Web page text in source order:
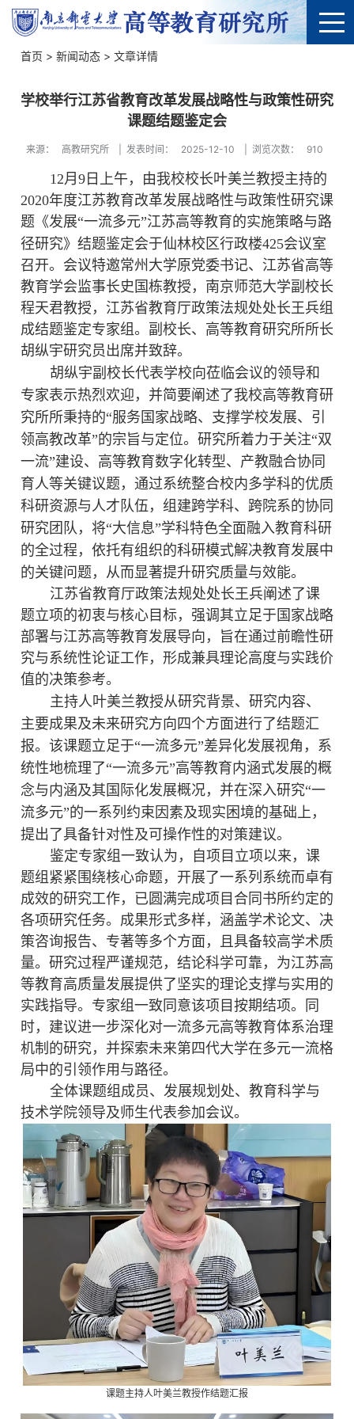
首页 > 新闻动态 > 文章详情
学校举行江苏省教育改革发展战略性与政策性研究
课题结题鉴定会
来源： 高教研究所 发表时间： 2025-12-10 浏览次数： 910
12月9日上午，由我校校长叶美兰教授主持的
2020年度江苏教育改革发展战略性与政策性研究课
题《发展“一流多元”江苏高等教育的实施策略与路
径研究》 结题鉴定会于仙林校区行政楼425会议室
召开。 会议特邀常州大学原党委书记、江苏省高等
教育学会监事长史国栋教授，南京师范大学副校长
程天君教授，江苏省教育厅政策法规处处长王兵组
成结题鉴定专家组。副校长、高等教育研究所所长
胡纵宇研究员出席并致辞。
胡纵宇副校长代表学校向莅临会议的领导和
专家表示热烈欢迎，并简要阐述了我校高等教育研
究所所秉持的“服务国家战略、支撑学校发展、引
领高教改革”的宗旨与定位。研究所着力于关注“双
一流”建设、高等教育数字化转型、产教融合协同
育人等关键议题，通过系统整合校内多学科的优质
科研资源与人才队伍，组建跨学科、跨院系的协同
研究团队，将“大信息”学科特色全面融入教育科研
的全过程，依托有组织的科研模式解决教育发展中
的关键问题，从而显著提升研究质量与效能。
江苏省教育厅政策法规处处长王兵阐述了课
题立项的初衷与核心目标，强调其立足于国家战略
部署与江苏高等教育发展导向，旨在通过前瞻性研
究与系统性论证工作，形成兼具理论高度与实践价
值的决策参考。
主持人叶美兰教授从研究背景、研究内容、
主要成果及未来研究方向四个方面进行了结题汇
报。该课题立足于“一流多元”差异化发展视角，系
统性地梳理了“一流多元”高等教育内涵式发展的概
念与内涵及其国际化发展概况，并在深入研究“一
流多元”的一系列约束因素及现实困境的基础上，
提出了具备针对性及可操作性的对策建议。
鉴定专家组一致认为，自项目立项以来，课
题组紧紧围绕核心命题，开展了一系列系统而卓有
成效的研究工作，已圆满完成项目合同书所约定的
各项研究任务。成果形式多样，涵盖学术论文、决
策咨询报告、专著等多个方面，且具备较高学术质
量。研究过程严谨规范，结论科学可靠，为江苏高
等教育高质量发展提供了坚实的理论支撑与实用的
实践指导。专家组一致同意该项目按期结项。同
时，建议进一步深化对一流多元高等教育体系治理
机制的研究，并探索未来第四代大学在多元一流格
局中的引领作用与路径。
全体课题组成员、 发展规划处、 教育科学与
技术学院领导及师生代表参加会议。
课题主持人叶美兰教授作结题汇报